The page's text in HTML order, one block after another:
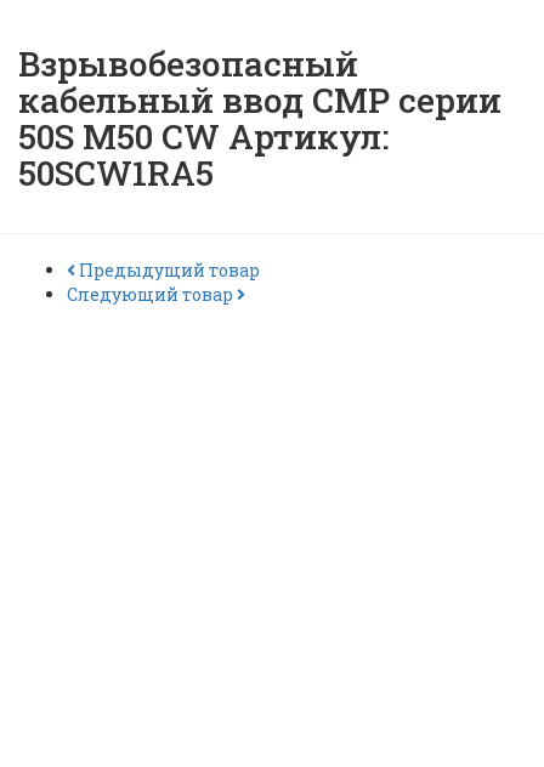
Взрывобезопасный
кабельный ввод CMP серии
50S M50 CW Артикул:
50SCW1RA5
Предыдущий товар
Следующий товар